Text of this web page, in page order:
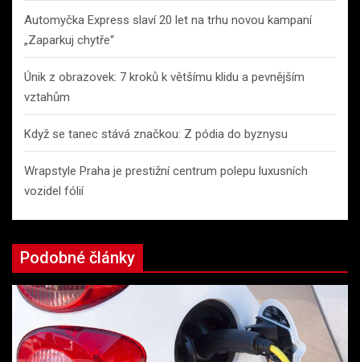
Automyčka Express slaví 20 let na trhu novou kampaní
„Zaparkuj chytře“
Únik z obrazovek: 7 kroků k většímu klidu a pevnějším
vztahům
Když se tanec stává značkou: Z pódia do byznysu
Wrapstyle Praha je prestižní centrum polepu luxusních
vozidel fólií
Podobné články